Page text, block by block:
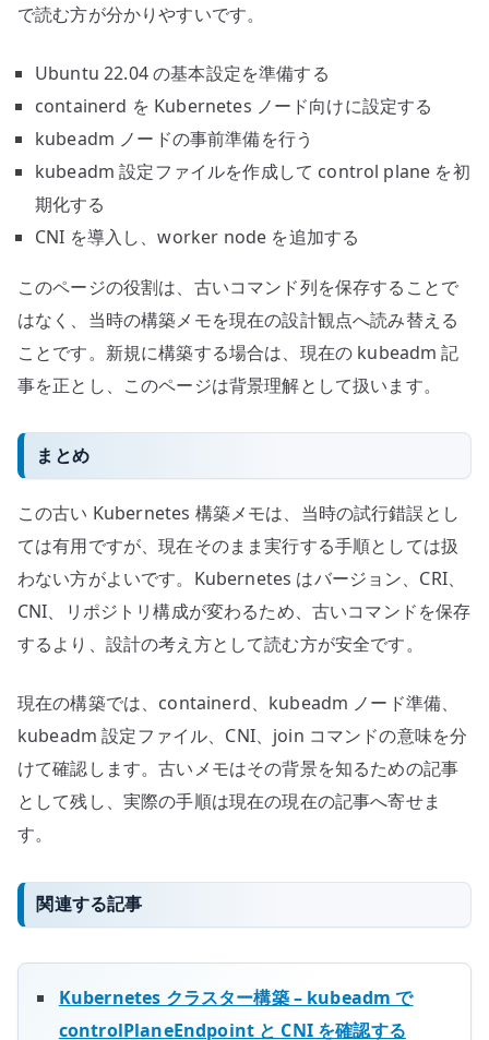
で読む方が分かりやすいです。
Ubuntu 22.04 の基本設定を準備する
containerd を Kubernetes ノード向けに設定する
kubeadm ノードの事前準備を行う
kubeadm 設定ファイルを作成して control plane を初
期化する
CNI を導入し、worker node を追加する
このページの役割は、古いコマンド列を保存することで
はなく、当時の構築メモを現在の設計観点へ読み替える
ことです。新規に構築する場合は、現在の kubeadm 記
事を正とし、このページは背景理解として扱います。
まとめ
この古い Kubernetes 構築メモは、当時の試行錯誤とし
ては有用ですが、現在そのまま実行する手順としては扱
わない方がよいです。Kubernetes はバージョン、CRI、
CNI、リポジトリ構成が変わるため、古いコマンドを保存
するより、設計の考え方として読む方が安全です。
現在の構築では、containerd、kubeadm ノード準備、
kubeadm 設定ファイル、CNI、join コマンドの意味を分
けて確認します。古いメモはその背景を知るための記事
として残し、実際の手順は現在の現在の記事へ寄せま
す。
関連する記事
Kubernetes クラスター構築 – kubeadm で
controlPlaneEndpoint と CNI を確認する